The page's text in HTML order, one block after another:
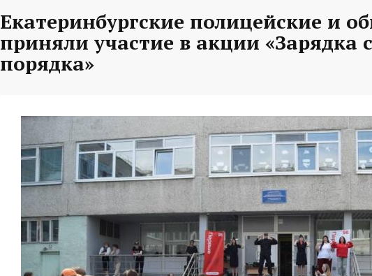
Екатеринбургские полицейские и
приняли участие в акции «Зарядка
порядка»